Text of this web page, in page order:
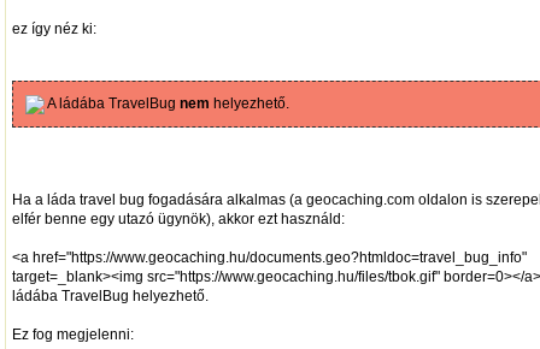
ez így néz ki:
A ládába TravelBugnem helyezhető.
Ha a láda travel bug fogadására alkalmas (a geocaching.com oldalon is
elfér benne egy utazó ügynök), akkor ezt használd:
<a href="https://www.geocaching.hu/documents.geo?htmldoc=travel_bug_info"
target=_blank><img src="https://www.geocaching.hu/files/tbok.gif" border=0></
ládába TravelBug helyezhető.
Ez fog megjelenni: